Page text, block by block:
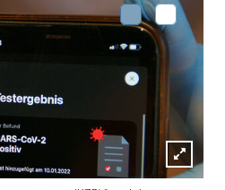
Lightbox